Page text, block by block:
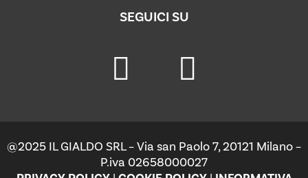
SEGUICI SU
@2025 IL GIALDO SRL – Via san Paolo 7, 20121 Milano –
P.iva 02658000027